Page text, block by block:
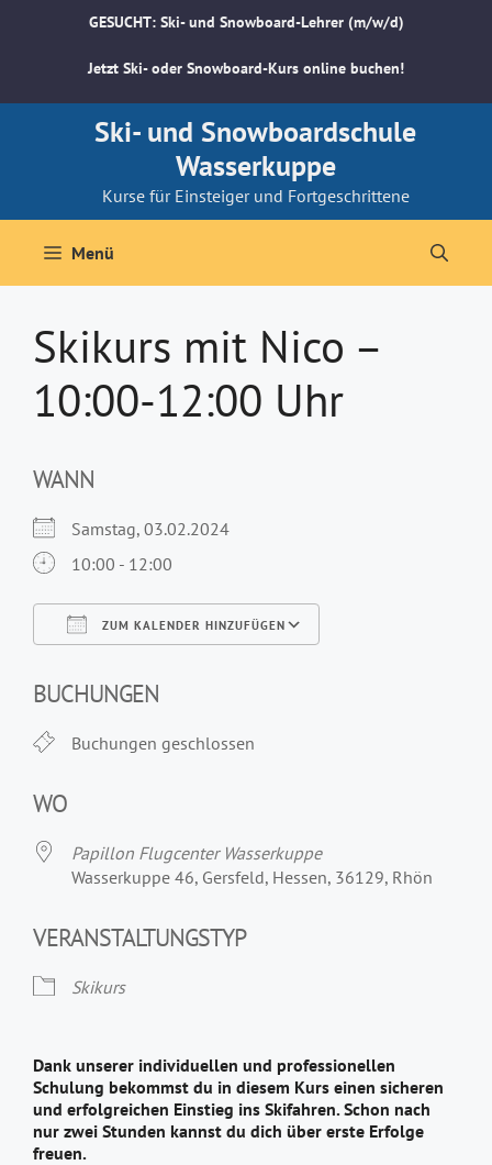
GESUCHT: Ski- und Snowboard-Lehrer (m/w/d)
Jetzt Ski- oder Snowboard-Kurs online buchen!
Ski- und Snowboardschule
Wasserkuppe
Kurse für Einsteiger und Fortgeschrittene
Menü
Skikurs mit Nico –
10:00-12:00 Uhr
WANN
Samstag, 03.02.2024
10:00 - 12:00
ZUM KALENDER HINZUFÜGEN
BUCHUNGEN
Buchungen geschlossen
WO
Papillon Flugcenter Wasserkuppe
Wasserkuppe 46, Gersfeld, Hessen, 36129, Rhön
VERANSTALTUNGSTYP
Skikurs
Dank unserer individuellen und professionellen
Schulung bekommst du in diesem Kurs einen sicheren
und erfolgreichen Einstieg ins Skifahren. Schon nach
nur zwei Stunden kannst du dich über erste Erfolge
freuen.